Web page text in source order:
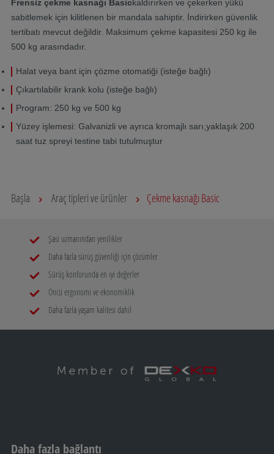
Frensiz çekme kasnağı Basickaldırırken ve çekerken yükü
sabitlemek için kilitlenen bir mandala sahiptir. İndirirken güvenlik
tertibatı mevcut değildir. Maksimum çekme kapasitesi 250 kg ile
500 kg arasındadır.
Halat veya bant için çözme otomatiği (isteğe bağlı)
Çıkartılabilir krank kolu (isteğe bağlı)
Program: 250 kg ve 500 kg
Yüzey işlemesi: Galvanizli ve ayrıca kromajlı sarı,yaklaşık 200
saat tuz spreyi testine tabi tutulmuştur
Başla Araç tipleri ve ürünler Çekme kasnağı Basic
Şasi uzmanından yenilikler
Daha fazla sürüş güvenliği için çözümler
Sürüş konforunda en iyi değerler
Öncü ergonomi ve ekonomiklik
Daha fazla yaşam kalitesi dahil
Daha fazla bağlantı